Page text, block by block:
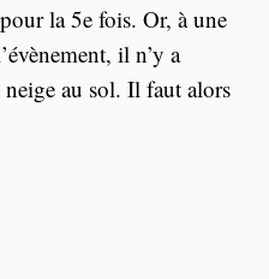
la 5e fois. Or, à une
il n’y a
neige au sol. Il faut alors